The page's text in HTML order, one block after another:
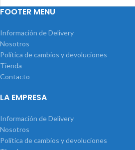
FOOTER MENU
Información de Delivery
Nosotros
Política de cambios y devoluciones
Tienda
Contacto
LA EMPRESA
Información de Delivery
Nosotros
Política de cambios y devoluciones